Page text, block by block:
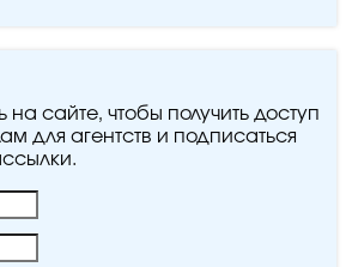
на сайте, чтобы получить доступ
для агентств и подписаться